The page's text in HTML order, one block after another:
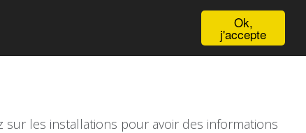
Ok,
j'accepte
les installations pour avoir des informations